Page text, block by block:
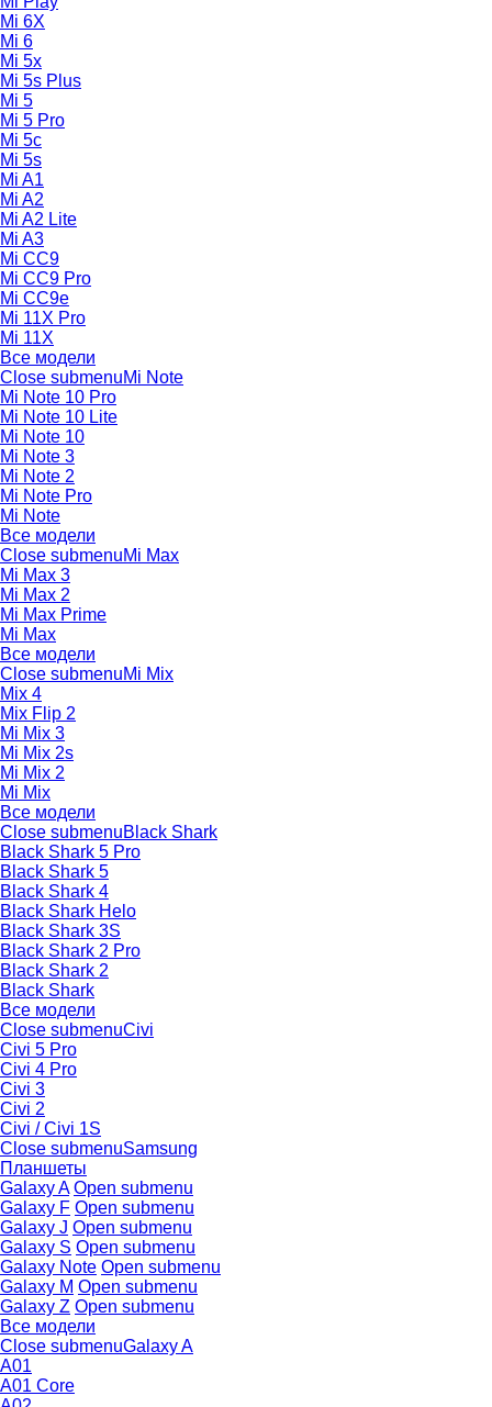
Mi 6X
Mi 6
Mi 5x
Mi 5s Plus
Mi 5
Mi 5 Pro
Mi 5c
Mi 5s
Mi A1
Mi A2
Mi A2 Lite
Mi A3
Mi CC9
Mi CC9 Pro
Mi CC9e
Mi 11X Pro
Mi 11X
Все модели
Close submenuMi Note
Mi Note 10 Pro
Mi Note 10 Lite
Mi Note 10
Mi Note 3
Mi Note 2
Mi Note Pro
Mi Note
Все модели
Close submenuMi Max
Mi Max 3
Mi Max 2
Mi Max Prime
Mi Max
Все модели
Close submenuMi Mix
Mix 4
Mix Flip 2
Mi Mix 3
Mi Mix 2s
Mi Mix 2
Mi Mix
Все модели
Close submenuBlack Shark
Black Shark 5 Pro
Black Shark 5
Black Shark 4
Black Shark Helo
Black Shark 3S
Black Shark 2 Pro
Black Shark 2
Black Shark
Все модели
Close submenuCivi
Civi 5 Pro
Civi 4 Pro
Civi 3
Civi 2
Civi / Civi 1S
Close submenuSamsung
Планшеты
Galaxy A Open submenu
Galaxy F Open submenu
Galaxy J Open submenu
Galaxy S Open submenu
Galaxy Note Open submenu
Galaxy M Open submenu
Galaxy Z Open submenu
Все модели
Close submenuGalaxy A
A01
A01 Core